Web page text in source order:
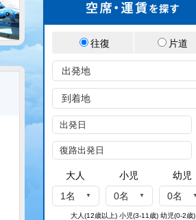
往復 片道
大人 小児
幼児
1名
0名 0名
大人(12歳以上) 小児(3-11歳) 幼児(0-2歳)